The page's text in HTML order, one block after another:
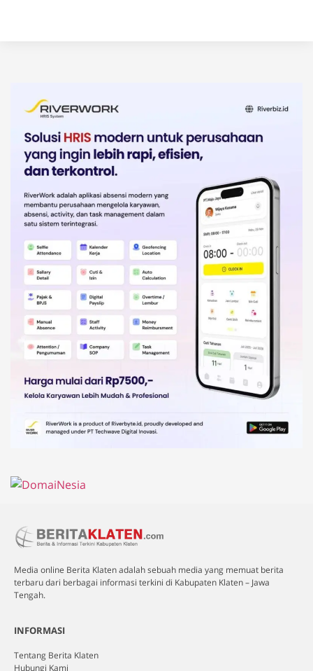
Media online Berita Klaten adalah sebuah media yang memuat berita
terbaru dari berbagai informasi terkini di Kabupaten Klaten – Jawa
Tengah.
INFORMASI
Tentang Berita Klaten
Hubungi Kami